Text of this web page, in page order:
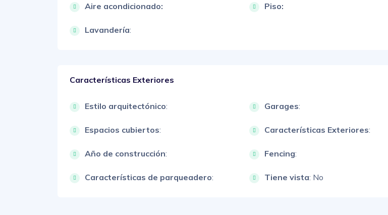
Aire acondicionado: Piso:
Lavandería:
Características Exteriores
Estilo arquitectónico: Garages:
Espacios cubiertos: Características Exteriores:
Año de construcción: Fencing:
Características de parqueadero: Tiene vista: No